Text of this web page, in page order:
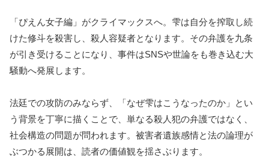
「ぴえん女子編」がクライマックスへ。雫は自分を搾取し続
けた修斗を殺害し、殺人容疑者となります。その弁護を九条
が引き受けることになり、事件はSNSや世論をも巻き込む大
騒動へ発展します。
法廷での攻防のみならず、「なぜ雫はこうなったのか」とい
う背景を丁寧に描くことで、単なる殺人犯の弁護ではなく、
社会構造の問題が問われます。被害者遺族感情と法の論理が
ぶつかる展開は、読者の価値観を揺さぶります。